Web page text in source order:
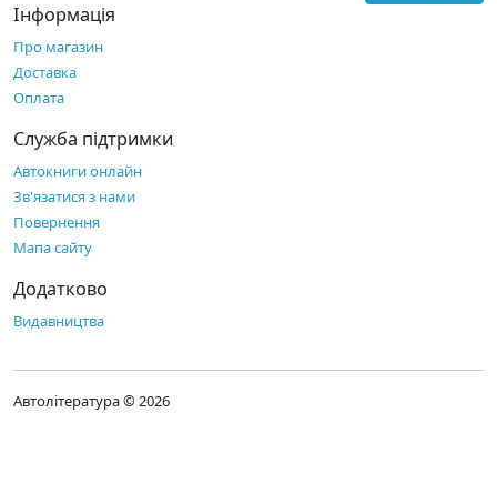
Інформація
Про магазин
Доставка
Оплата
Служба підтримки
Автокниги онлайн
Зв'язатися з нами
Повернення
Мапа сайту
Додатково
Видавництва
Автолітература © 2026